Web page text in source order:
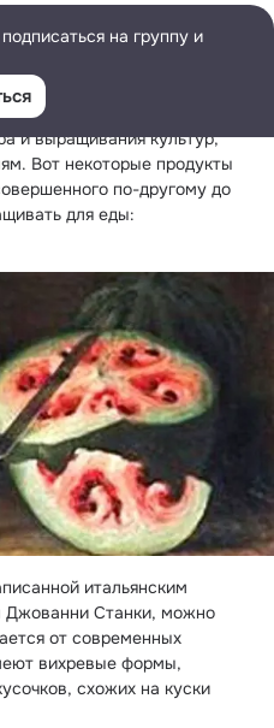
генетическая модификация
чужих генов в продуктах,
Раньше же
— более
модификации, который
и выращивания культур,
Вот некоторые продукты
по-другому до
для еды:
итальянским
Станки, можно
от современных
вихревые формы,
схожих на куски
на группу и